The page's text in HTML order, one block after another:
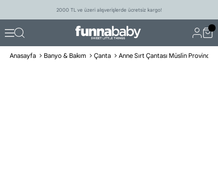
2000 TL ve üzeri alışverişlerde ücretsiz kargo!
Anasayfa Banyo & Bakım Çanta Anne Sırt Çantası Müslin Province